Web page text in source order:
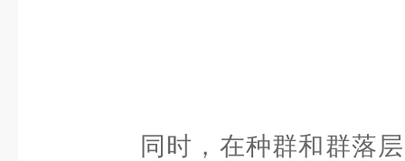
同时，在种群和群落层